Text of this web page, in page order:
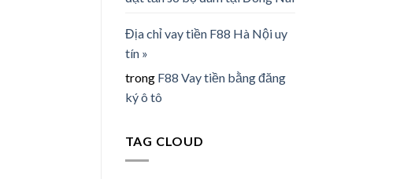
Địa chỉ vay tiền F88 Hà Nội uy
tín »
trong F88 Vay tiền bằng đăng
ký ô tô
TAG CLOUD